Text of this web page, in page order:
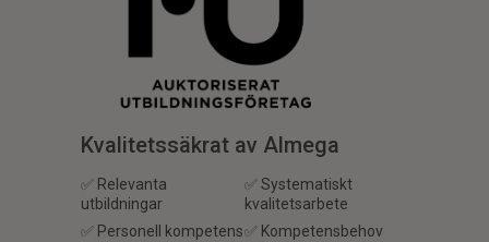
Kvalitetssäkrat av Almega
✅ Relevanta
utbildningar
✅ Personell kompetens
✅ Systematiskt
kvalitetsarbete
✅ Kompetensbehov